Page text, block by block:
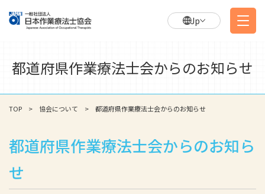
Jp
都道府県作業療法士会からのお知らせ
TOP 協会について 都道府県作業療法士会からのお知らせ
都道府県作業療法士会からのお知ら
せ